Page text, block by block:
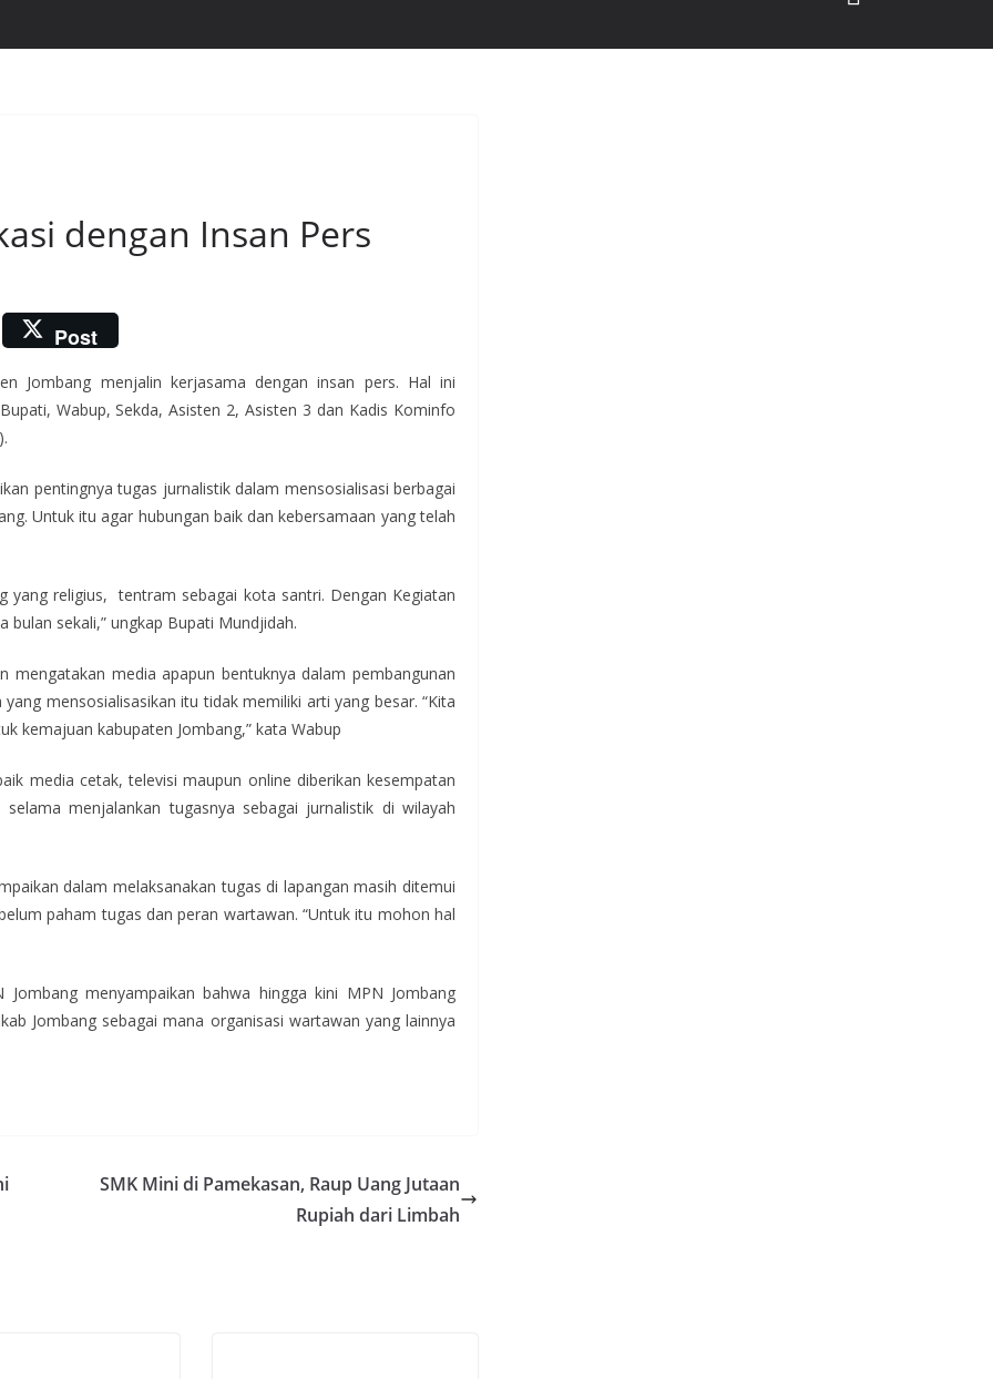
dengan Insan Pers
Post
Jombang menjalin kerjasama dengan insan pers. Hal ini
Wabup, Sekda, Asisten 2, Asisten 3 dan Kadis Kominfo
pentingnya tugas jurnalistik dalam mensosialisasi berbagai
Untuk itu agar hubungan baik dan kebersamaan yang telah
yang religius, tentram sebagai kota santri. Dengan Kegiatan
sekali,” ungkap Bupati Mundjidah.
mengatakan media apapun bentuknya dalam pembangunan
mensosialisasikan itu tidak memiliki arti yang besar. “Kita
kemajuan kabupaten Jombang,” kata Wabup
media cetak, televisi maupun online diberikan kesempatan
menjalankan tugasnya sebagai jurnalistik di wilayah
dalam melaksanakan tugas di lapangan masih ditemui
paham tugas dan peran wartawan. “Untuk itu mohon hal
menyampaikan bahwa hingga kini MPN Jombang
Jombang sebagai mana organisasi wartawan yang lainnya
SMK Mini di Pamekasan, Raup Uang Jutaan
Rupiah dari Limbah